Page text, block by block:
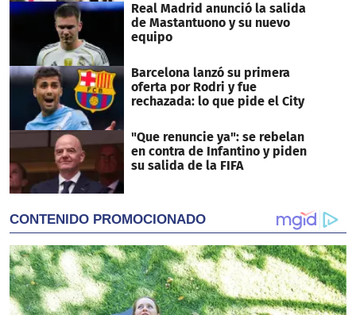
Real Madrid anunció la salida
de Mastantuono y su nuevo
equipo
Barcelona lanzó su primera
oferta por Rodri y fue
rechazada: lo que pide el City
"Que renuncie ya": se rebelan
en contra de Infantino y piden
su salida de la FIFA